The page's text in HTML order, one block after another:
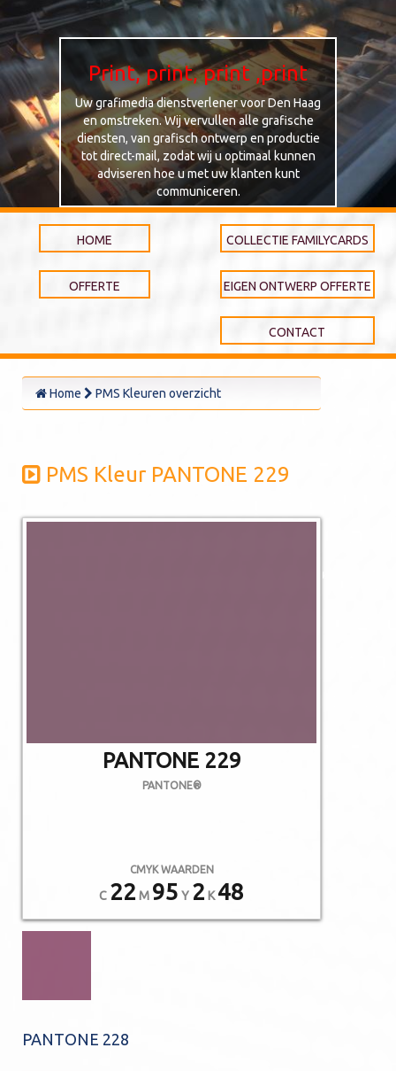
Print, print, print ,print
Uw grafimedia dienstverlener voor Den Haag
en omstreken. Wij vervullen alle grafische
diensten, van grafisch ontwerp en productie
tot direct-mail, zodat wij u optimaal kunnen
adviseren hoe u met uw klanten kunt
communiceren.
HOME
OFFERTE
COLLECTIE FAMILYCARDS
EIGEN ONTWERP OFFERTE
CONTACT
Home PMS Kleuren overzicht
PMS Kleur PANTONE 229
PANTONE 229
PANTONE®
CMYK WAARDEN
C 22 M 95 Y 2 K48
PANTONE 228